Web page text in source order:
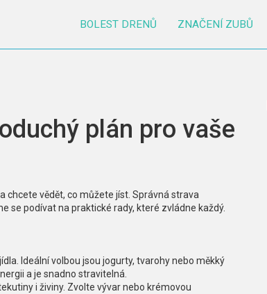
BOLEST DRENŮ ZNAČENÍ ZUBŮ
plán pro vaše
chcete vědět, co můžete jíst. Správná strava
se podívat na praktické rady, které zvládne každý.
Ideální volbou jsou jogurty, tvarohy nebo měkký
a je snadno stravitelná.
i živiny. Zvolte vývar nebo krémovou